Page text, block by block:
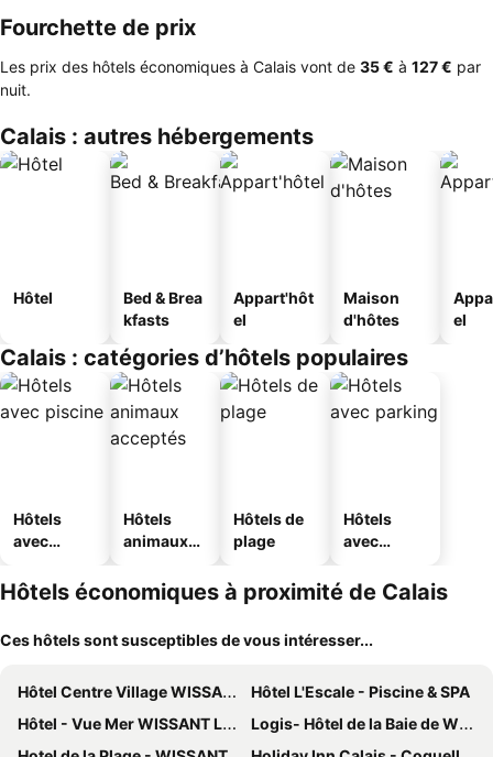
Fourchette de prix
Les prix des hôtels économiques à Calais vont de ‎35 € à ‎127 € par
nuit.
Calais : autres hébergements
Hôtel
Bed & Brea
kfasts
Appart'hôt
el
Maison
d'hôtes
el
Calais : catégories d’hôtels populaires
Hôtels
avec
Hôtels
animaux
Hôtels de
plage
Hôtels
avec
Hôtels économiques à proximité de Calais
Ces hôtels sont susceptibles de vous intéresser...
Hôtel Centre Village WISSANT Le Vivier
Hôtel L'Escale - Piscine & SPA
Hôtel - Vue Mer WISSANT Le Vivier
Logis- Hôtel de la Baie de Wissant & Appartements